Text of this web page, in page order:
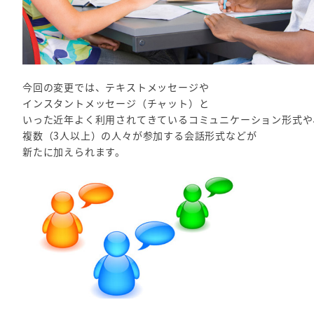
今回の変更では、テキストメッセージや
インスタントメッセージ（チャット）と
いった近年よく利用されてきているコミュニケーション形式
複数（3人以上）の人々が参加する会話形式などが
新たに加えられます。